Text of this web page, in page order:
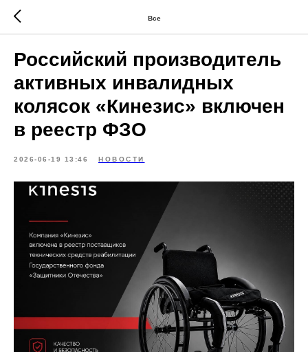
Все
Российский производитель
активных инвалидных
колясок «Кинезис» включен
в реестр ФЗО
2026-06-19 13:46 НОВОСТИ